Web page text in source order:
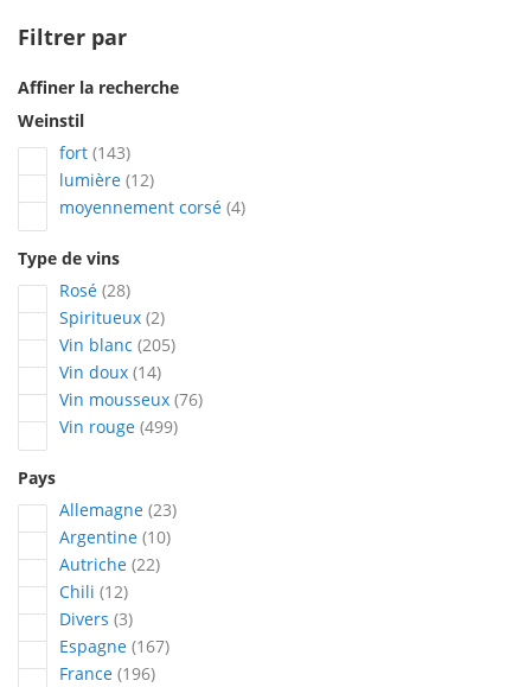
Filtrer par
Affiner la recherche
Weinstil
fort 143articles
lumière 12articles
moyennement corsé 4articles
Type de vins
Rosé 28articles
Spiritueux 2articles
Vin blanc 205articles
Vin doux 14articles
Vin mousseux 76articles
Vin rouge 499articles
Pays
Allemagne 23articles
Argentine 10articles
Autriche 22articles
Chili 12articles
Divers 3articles
Espagne 167articles
France 196articles